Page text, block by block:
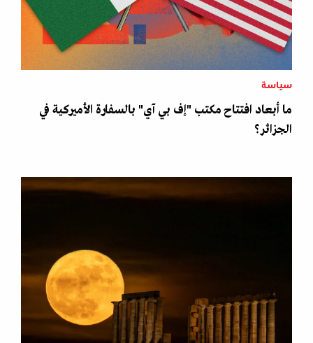
سياسة
ما أبعاد افتتاح مكتب "إف بي آي" بالسفارة الأميركية في
الجزائر؟